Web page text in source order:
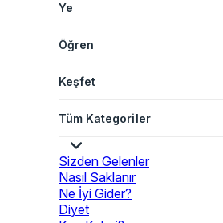
Ye
Öğren
Keşfet
Tüm Kategoriler
Sizden Gelenler
Nasıl Saklanır
Ne İyi Gider?
Diyet